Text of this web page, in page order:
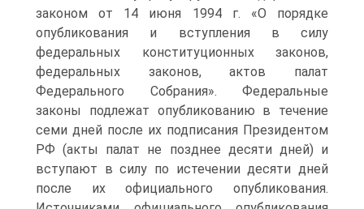
законом от 14 июня 1994 г. «О порядке
опубликования и вступления в силу
федеральных конституционных законов,
федеральных законов, актов палат
Федерального Собрания». Федеральные
законы подлежат опубликованию в течение
семи дней после их подписания Президентом
РФ (акты палат не позднее десяти дней) и
вступают в силу по истечении десяти дней
после их официального опубликования.